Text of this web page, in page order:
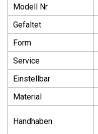
Modell Nr.
Gefaltet
Form
Service
Einstellbar
Material
Handhaben